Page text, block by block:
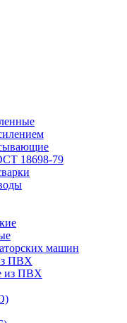
18698-79
машин
ПВХ
из ПВХ